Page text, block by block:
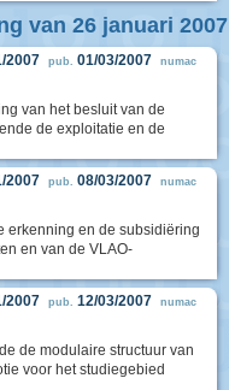
van 26 januari 2007
2007 pub. 01/03/2007 numac
van het besluit van de
de exploitatie en de
2007 pub. 08/03/2007 numac
erkenning en de subsidiëring
en van de VLAO-
2007 pub. 12/03/2007 numac
de modulaire structuur van
voor het studiegebied